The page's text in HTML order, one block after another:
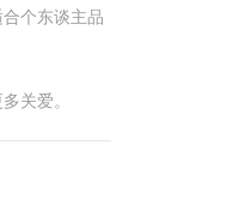
个东谈主品
关爱。